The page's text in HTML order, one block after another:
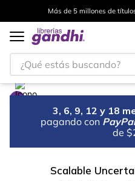
Más de 5 millones de
¿Qué estás buscando?
3, 6, 9, 12 y 18
pagando con PayPal
de
Scalable